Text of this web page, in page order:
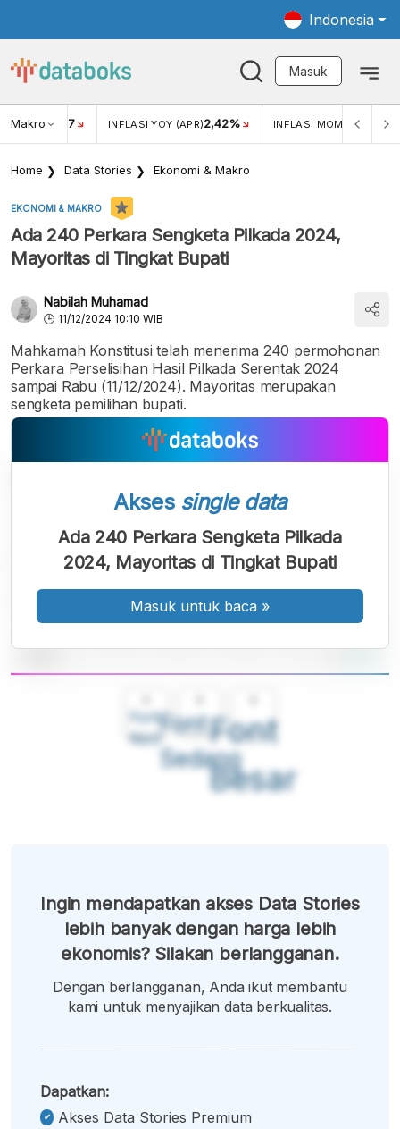
Indonesia
Masuk
Makro
USD/IDR 17 INFLASI YOY (APR)2,42% INFLASI MOM (MAR)
Home Data Stories Ekonomi & Makro
EKONOMI & MAKRO
Ada 240 Perkara Sengketa Pilkada 2024,
Mayoritas di Tingkat Bupati
Nabilah Muhamad
11/12/2024 10:10 WIB
Mahkamah Konstitusi telah menerima 240 permohonan
Perkara Perselisihan Hasil Pilkada Serentak 2024
sampai Rabu (11/12/2024). Mayoritas merupakan
sengketa pemilihan bupati.
Font
Kecil
Font
Sedang
Font
Besar
Akses single data
Ada 240 Perkara Sengketa Pilkada
2024, Mayoritas di Tingkat Bupati
Masuk untuk baca »
Ingin mendapatkan akses Data Stories
lebih banyak dengan harga lebih
ekonomis? Silakan berlangganan.
Dengan berlangganan, Anda ikut membantu
kami untuk menyajikan data berkualitas.
Dapatkan:
Akses Data Stories Premium